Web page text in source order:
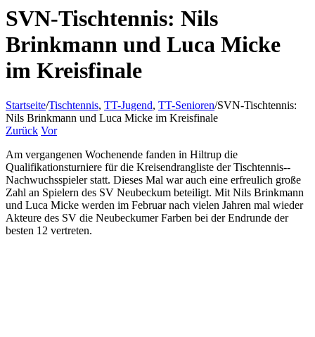
SVN­-Tischtennis: Nils
Brinkmann und Luca Micke
im Kreisfinale
Startseite/Tischtennis, TT-Jugend, TT-Senioren/SVN­-Tischtennis:
Nils Brinkmann und Luca Micke im Kreisfinale
Zurück Vor
Am vergangenen Wochenende fanden in Hiltrup die
Qualifikationsturniere für die Kreisendrangliste der Tischtennis-­
Nachwuchsspieler statt. Dieses Mal war auch eine erfreulich große
Zahl an Spielern des SV Neubeckum beteiligt. Mit Nils Brinkmann
und Luca Micke werden im Februar nach vielen Jahren mal wieder
Akteure des SV die Neubeckumer Farben bei der Endrunde der
besten 12 vertreten.